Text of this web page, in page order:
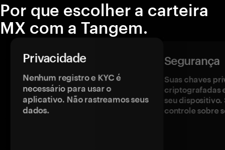
Por que escolher a carteira
MX com a Tangem.
Privacidade
Nenhum registro e KYC é
necessário para usar o
aplicativo. Não rastreamos seus
dados.
Segurança
Suas chaves
criptografadas
seu dispositivo.
controle sobre